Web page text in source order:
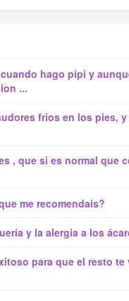
hago pipi y
...
frios en los pies,
, que si es normal que
me recomendais?
y la alergia a los
para que el resto te